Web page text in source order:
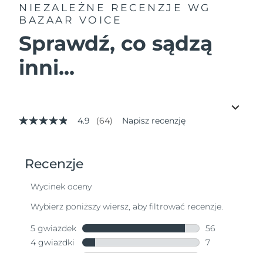
NIEZALEŻNE RECENZJE
WG
BAZAAR VOICE
Sprawdź, co sądzą
inni...
4.9
średnia
wartość
Read
Reviews.
samej
4.9 (64) Napisz recenzję